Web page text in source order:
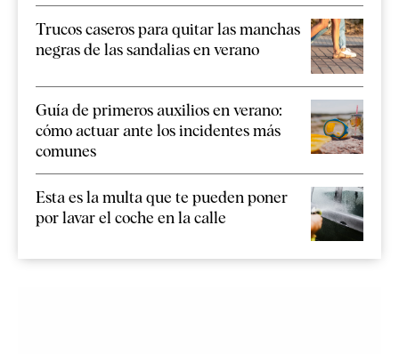
Trucos caseros para quitar las manchas
negras de las sandalias en verano
Guía de primeros auxilios en verano:
cómo actuar ante los incidentes más
comunes
Esta es la multa que te pueden poner
por lavar el coche en la calle